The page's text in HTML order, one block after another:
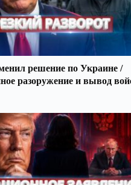
решение по Украине /
разоружение и вывод